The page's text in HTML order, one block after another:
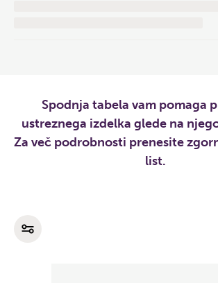
Spodnja tabela vam pomaga
ustreznega izdelka glede na
Za več podrobnosti prenesite
list.